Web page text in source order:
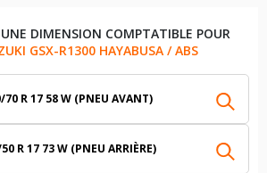
DIMENSION COMPTATIBLE POUR
GSX-R1300 HAYABUSA / ABS
70 R 17 58 W (PNEU AVANT)
R 17 73 W (PNEU ARRIÈRE)